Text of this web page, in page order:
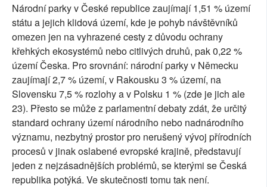
Národní parky v České republice zaujímají 1,51 % území
státu a jejich klidová území, kde je pohyb návštěvníků
omezen jen na vyhrazené cesty z důvodu ochrany
křehkých ekosystémů nebo citlivých druhů, pak 0,22 %
území Česka. Pro srovnání: národní parky v Německu
zaujímají 2,7 % území, v Rakousku 3 % území, na
Slovensku 7,5 % rozlohy a v Polsku 1 % (zde je jich ale
23). Přesto se může z parlamentní debaty zdát, že určitý
standard ochrany území národního nebo nadnárodního
významu, nezbytný prostor pro nerušený vývoj přírodních
procesů v jinak oslabené evropské krajině, představují
jeden z nejzásadnějších problémů, se kterými se Česká
republika potýká. Ve skutečnosti tomu tak není.